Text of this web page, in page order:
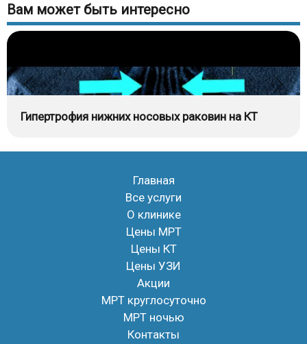
Вам может быть интересно
Гипертрофия нижних носовых раковин на КТ
Главная
Все услуги
О клинике
Цены МРТ
Цены КТ
Цены УЗИ
Акции
МРТ круглосуточно
МРТ ночью
Контакты